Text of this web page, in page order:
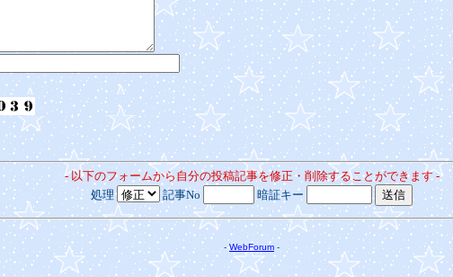
- 以下のフォームから自分の投稿記事を修正・削除することができます -
処理
記事No 暗証キー
-WebForum -